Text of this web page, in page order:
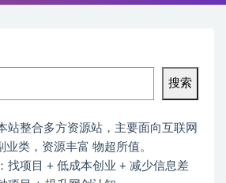
搜索
站整合多方资源站，主要面向互联网
业类，资源丰富 物超所值。
找项目 + 低成本创业 + 减少信息差